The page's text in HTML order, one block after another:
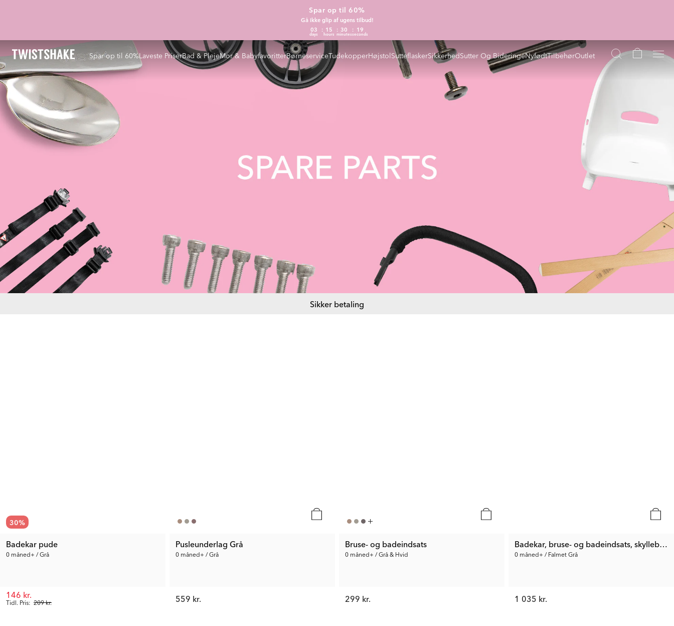
Spar op til 60%
Gå ikke glip af ugens tilbud!
03
days
15
hours
30
minutes
18
seconds
Spar op til 60%Laveste PriserBad & PlejeMor & BabyfavoritterBørneserviceTudekopperHøjstolSutteflaskerSikkerhedSutter Og BideringeNyfødtTilbehørOutlet
Sikker betaling
30%
Badekar pude
0 måned+ / Grå
Tidl. Pris: 209 kr.
146 kr.
Pusleunderlag Grå
0 måned+ / Grå
559 kr.
Bruse- og badeindsats
0 måned+ / Grå & Hvid
299 kr.
Badekar, bruse- og badeindsats,
0 måned+ / Falmet Grå
1 035 kr.